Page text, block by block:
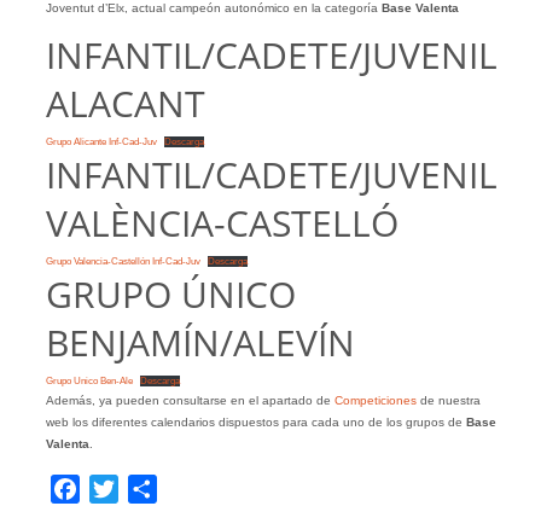
Joventut d’Elx, actual campeón autonómico en la categoría Base Valenta
INFANTIL/CADETE/JUVENIL
ALACANT
Grupo Alicante Inf-Cad-Juv Descarga
INFANTIL/CADETE/JUVENIL
VALÈNCIA-CASTELLÓ
Grupo Valencia-Castellón Inf-Cad-Juv Descarga
GRUPO ÚNICO
BENJAMÍN/ALEVÍN
Grupo Unico Ben-Ale Descarga
Además, ya pueden consultarse en el apartado de Competicionesde nuestra
web los diferentes calendarios dispuestos para cada uno de los grupos de Base
Valenta.
Facebook
Twitter